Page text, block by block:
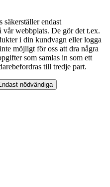
endast
vår webbplats. De gör det t.ex.
i din kundvagn eller logga
möjligt för oss att dra några
som samlas in som ett
till tredje part.
nödvändiga